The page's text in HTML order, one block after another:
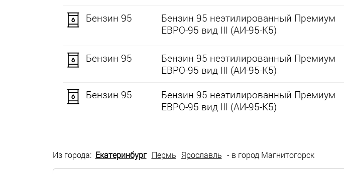
Бензин 95
Бензин 95 неэтилированный Премиум
ЕВРО-95 вид III (АИ-95-К5)
Бензин 95
Бензин 95 неэтилированный Премиум
ЕВРО-95 вид III (АИ-95-К5)
Бензин 95
Бензин 95 неэтилированный Премиум
ЕВРО-95 вид III (АИ-95-К5)
Из города: Екатеринбург Пермь Ярославль - в город Магнитогорск